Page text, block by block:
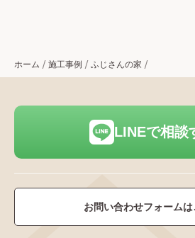
ホーム 施工事例 ふじさんの家
LINEで相談
お問い合わせフォームは